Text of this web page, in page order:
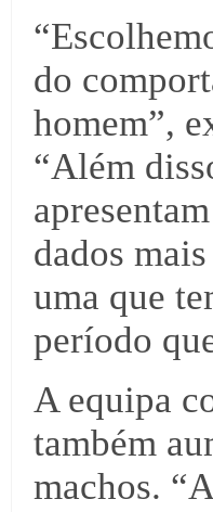
do
homem”,
“Além
dados
uma que
período
A equipa
também
machos.